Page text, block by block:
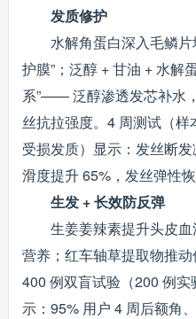
发质修护
水解角蛋白深入毛鳞
护膜”；泛醇 + 甘油 + 水解
系”—— 泛醇渗透发芯补水
丝抗拉强度。4 周测试（
受损发质）显示：发丝断
滑度提升 65%，发丝弹性恢
生发 + 长效防反弹
生姜姜辣素提升头皮
营养；红车轴草提取物推动
400 例双盲试验（200 例
示：95% 用户 4 周后额角